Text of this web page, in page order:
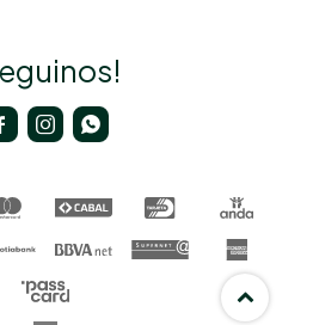
 